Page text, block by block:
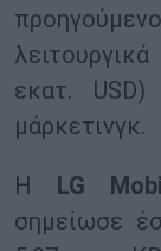
εκατ.
μάρκετινγκ.
Η
LG
σημείωσε